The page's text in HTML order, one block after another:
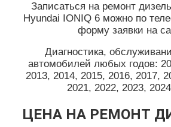
Записаться на ремонт
Hyundai IONIQ 6 можно по
форму заявки на
Диагностика,
автомобилей любых годов:
2013, 2014, 2015, 2016, 2017,
2021, 2022, 2023,
ЦЕНА НА РЕМОНТ